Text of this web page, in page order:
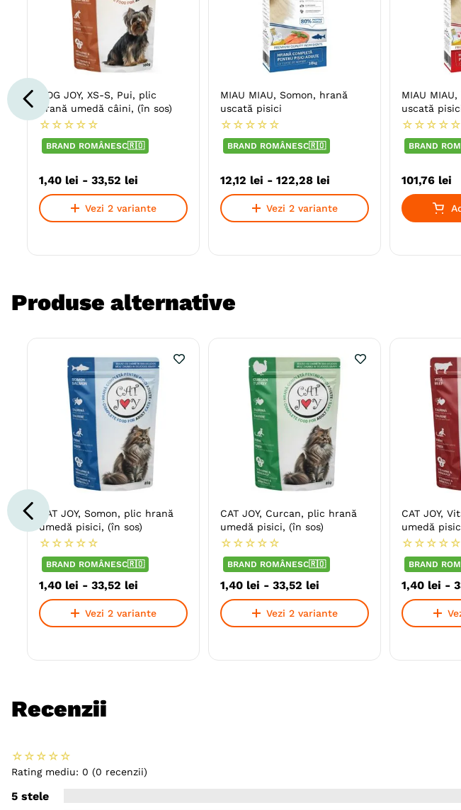
DOG JOY, XS-S, Pui, plic
hrană umedă câini, (în sos)
☆ ☆ ☆ ☆ ☆
BRAND ROMÂNESC🇷🇴
1,40 lei - 33,52 lei
Vezi 2 variante
MIAU MIAU, Somon, hrană
uscată pisici
☆ ☆ ☆ ☆ ☆
BRAND ROMÂNESC🇷🇴
12,12 lei - 122,28 lei
Vezi 2 variante
MIAU
uscată
☆ ☆ ☆ ☆ ☆
BRAND
101,76 lei
Produse alternative
CAT JOY, Somon, plic hrană
umedă pisici, (în sos)
☆ ☆ ☆ ☆ ☆
BRAND ROMÂNESC🇷🇴
1,40 lei - 33,52 lei
Vezi 2 variante
CAT JOY, Curcan, plic hrană
umedă pisici, (în sos)
☆ ☆ ☆ ☆ ☆
BRAND ROMÂNESC🇷🇴
1,40 lei - 33,52 lei
Vezi 2 variante
CAT JOY,
umedă
☆ ☆ ☆ ☆ ☆
BRAND
1,40 lei -
Recenzii
☆ ☆ ☆ ☆ ☆
Rating mediu: 0 (0 recenzii)
5 stele